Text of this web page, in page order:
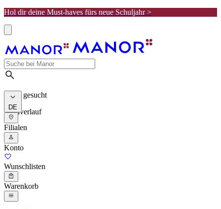
Hol dir deine Must-haves fürs neue Schuljahr >
Meist gesucht
Suchverlauf
DE
Filialen
Konto
Wunschlisten
Warenkorb